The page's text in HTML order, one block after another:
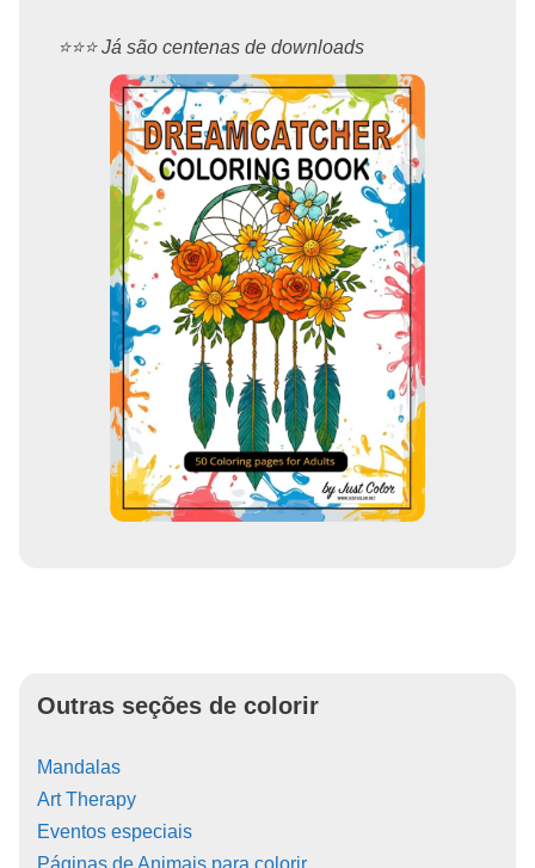
⭐️⭐️⭐️ Já são centenas de downloads
Outras seções de colorir
Mandalas
Art Therapy
Eventos especiais